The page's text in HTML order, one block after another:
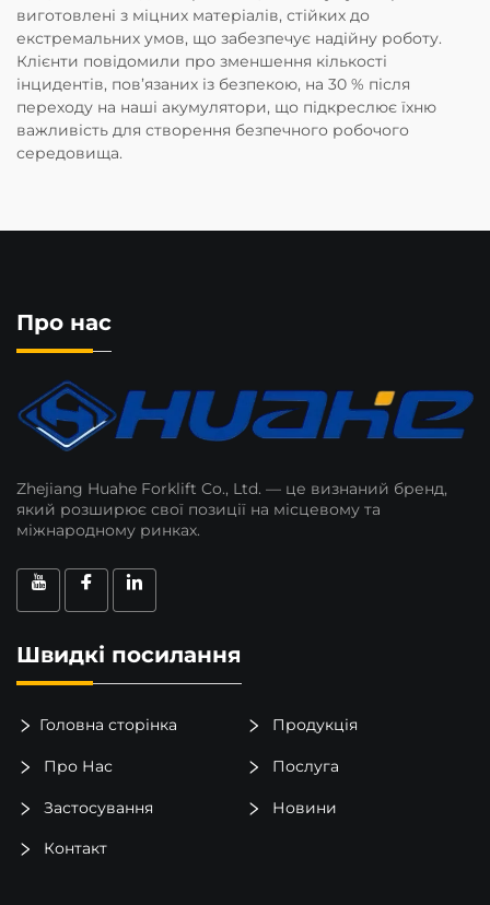
виготовлені з міцних матеріалів, стійких до
екстремальних умов, що забезпечує надійну роботу.
Клієнти повідомили про зменшення кількості
інцидентів, пов’язаних із безпекою, на 30 % після
переходу на наші акумулятори, що підкреслює їхню
важливість для створення безпечного робочого
середовища.
Про нас
Zhejiang Huahe Forklift Co., Ltd. — це визнаний бренд,
який розширює свої позиції на місцевому та
міжнародному ринках.
Швидкі посилання
Головна сторінка Продукція
Про Нас Послуга
Застосування Новини
Контакт